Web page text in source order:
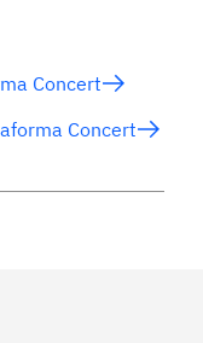
Concert
Concert